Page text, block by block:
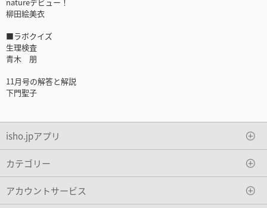
柳田絵美衣
■ラボクイズ
生理検査
青木 朋
11月号の解答と解説
下門聖子
isho.jpアプリ
カテゴリー
アカウントサービス